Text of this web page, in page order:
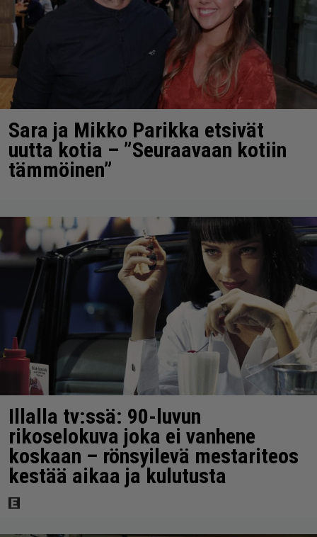
Sara ja Mikko Parikka etsivät
uutta kotia – ”Seuraavaan kotiin
tämmöinen”
Illalla tv:ssä: 90-luvun
rikoselokuva joka ei vanhene
koskaan – rönsyilevä mestariteos
kestää aikaa ja kulutusta